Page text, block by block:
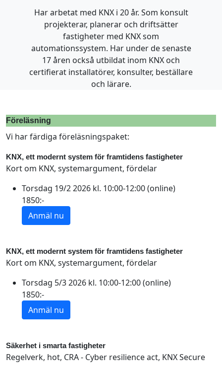
Har arbetat med KNX i 20 år. Som konsult
projekterar, planerar och driftsätter
fastigheter med KNX som
automationssystem. Har under de senaste
17 åren också utbildat inom KNX och
certifierat installatörer, konsulter, beställare
och lärare.
Föreläsning
Vi har färdiga föreläsningspaket:
KNX, ett modernt system för framtidens fastigheter
Kort om KNX, systemargument, fördelar
Torsdag 19/2 2026 kl. 10:00-12:00 (online)
1850:-
KNX, ett modernt system för framtidens fastigheter
Kort om KNX, systemargument, fördelar
Torsdag 5/3 2026 kl. 10:00-12:00 (online)
1850:-
Säkerhet i smarta fastigheter
Regelverk, hot, CRA - Cyber resilience act, KNX Secure